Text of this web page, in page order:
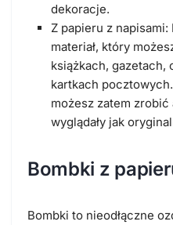
dekoracje.
Z papieru z
materiał, który
książkach, gazetach,
kartkach
możesz zatem zrobić
wyglądały jak
Bombki z
Bombki to nieodłączne